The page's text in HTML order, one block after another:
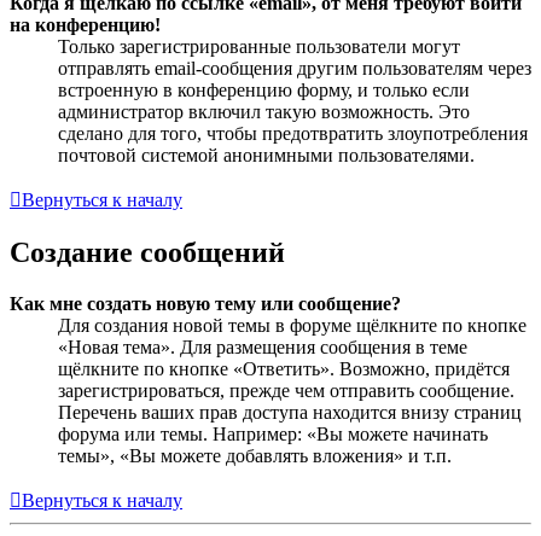
на конференцию!
Только зарегистрированные пользователи могут
отправлять email-сообщения другим пользователям через
встроенную в конференцию форму, и только если
администратор включил такую возможность. Это
сделано для того, чтобы предотвратить злоупотребления
почтовой системой анонимными пользователями.
Вернуться к началу
Создание сообщений
Как мне создать новую тему или сообщение?
Для создания новой темы в форуме щёлкните по кнопке
«Новая тема». Для размещения сообщения в теме
щёлкните по кнопке «Ответить». Возможно, придётся
зарегистрироваться, прежде чем отправить сообщение.
Перечень ваших прав доступа находится внизу страниц
форума или темы. Например: «Вы можете начинать
темы», «Вы можете добавлять вложения» и т.п.
Вернуться к началу